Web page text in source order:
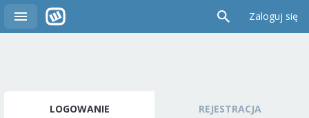
Zaloguj się
LOGOWANIE REJESTRACJA